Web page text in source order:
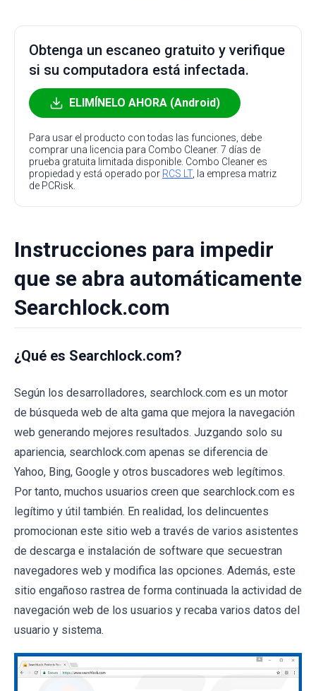
Obtenga un escaneo gratuito y verifique
si su computadora está infectada.
ELIMÍNELO AHORA (Android)
Para usar el producto con todas las funciones, debe
comprar una licencia para Combo Cleaner. 7 días de
prueba gratuita limitada disponible. Combo Cleaner es
propiedad y está operado por RCS LT, la empresa matriz
de PCRisk.
Instrucciones para impedir
que se abra automáticamente
Searchlock.com
¿Qué es Searchlock.com?
Según los desarrolladores, searchlock.com es un motor
de búsqueda web de alta gama que mejora la navegación
web generando mejores resultados. Juzgando solo su
apariencia, searchlock.com apenas se diferencia de
Yahoo, Bing, Google y otros buscadores web legítimos.
Por tanto, muchos usuarios creen que searchlock.com es
legítimo y útil también. En realidad, los delincuentes
promocionan este sitio web a través de varios asistentes
de descarga e instalación de software que secuestran
navegadores web y modifica las opciones. Además, este
sitio engañoso rastrea de forma continuada la actividad de
navegación web de los usuarios y recaba varios datos del
usuario y sistema.